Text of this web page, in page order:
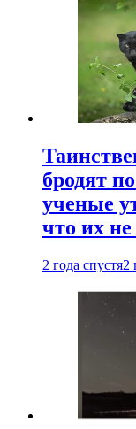
бродят
ученые
что их не
2 года спустя2